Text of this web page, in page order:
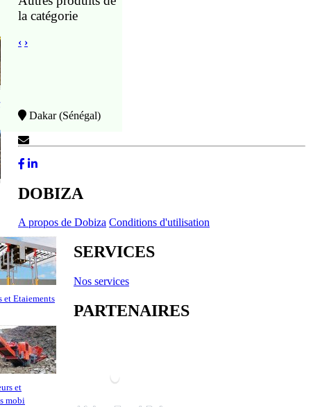
la catégorie
et Etaiements
et
mobi
‹ ›
Dakar (Sénégal)
DOBIZA
A propos de Dobiza Conditions d'utilisation
SERVICES
Nos services
PARTENAIRES